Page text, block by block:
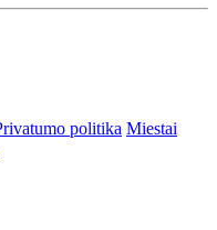
politika Miestai